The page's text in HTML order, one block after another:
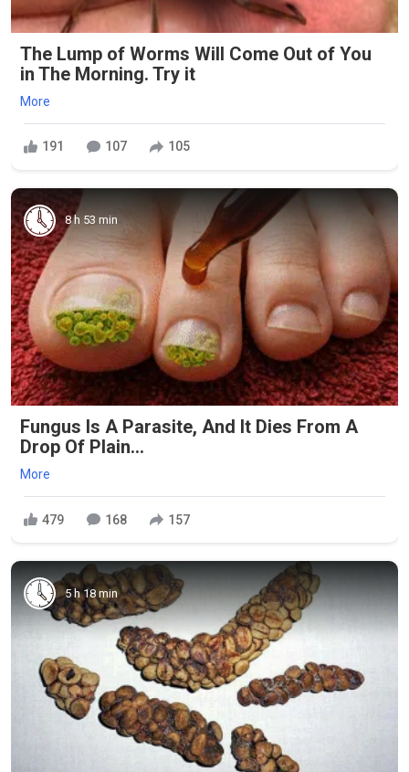
The Lump of Worms Will Come Out of You
in The Morning. Try it
More
191 107 105
8 h 53 min
Fungus Is A Parasite, And It Dies From A
Drop Of Plain...
More
479 168 157
5 h 18 min